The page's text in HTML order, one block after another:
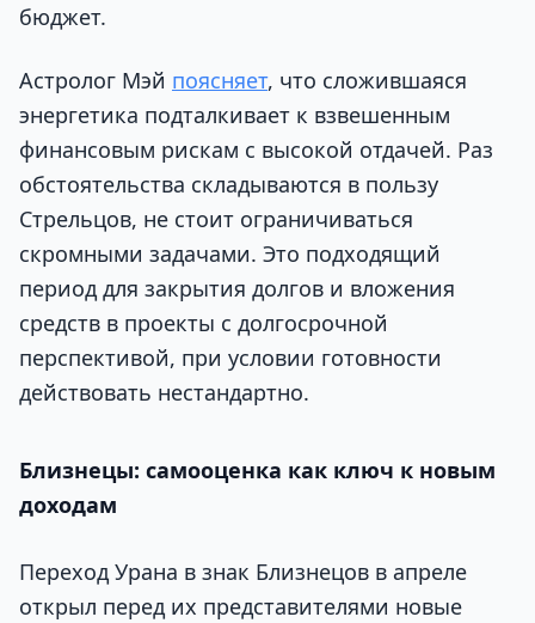
бюджет.
Астролог Мэй поясняет, что сложившаяся
энергетика подталкивает к взвешенным
финансовым рискам с высокой отдачей. Раз
обстоятельства складываются в пользу
Стрельцов, не стоит ограничиваться
скромными задачами. Это подходящий
период для закрытия долгов и вложения
средств в проекты с долгосрочной
перспективой, при условии готовности
действовать нестандартно.
Близнецы: самооценка как ключ к новым
доходам
Переход Урана в знак Близнецов в апреле
открыл перед их представителями новые